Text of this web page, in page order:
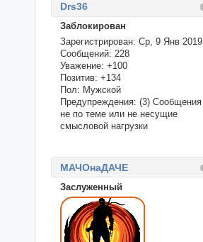
Drs36
Заблокирован
Зарегистрирован: Ср, 9 Янв 2019
Сообщений: 228
Уважение: +100
Позитив: +134
Пол: Мужской
Предупреждения: (3) Сообщения
не по теме или не несущие
смысловой нагрузки
МАЧОнаДАЧЕ
Заслуженный